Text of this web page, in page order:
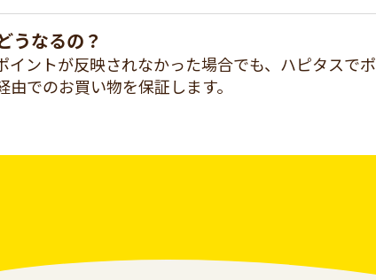
うなるの？
ントが反映されなかった場合でも、ハピタスでポ
でのお買い物を保証します。